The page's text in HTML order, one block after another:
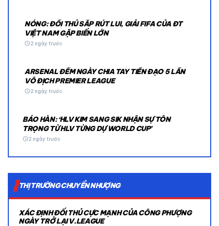
NÓNG: ĐỐI THỦ SẮP RÚT LUI, GIẢI FIFA CỦA ĐT
VIỆT NAM GẶP BIẾN LỚN
schedule2 ngày trước
ARSENAL ĐẾM NGÀY CHIA TAY TIỀN ĐẠO 5 LẦN
VÔ ĐỊCH PREMIER LEAGUE
schedule2 ngày trước
BÁO HÀN: ‘HLV KIM SANG SIK NHẬN SỰ TÔN
TRỌNG TỪ HLV TỪNG DỰ WORLD CUP’
schedule2 ngày trước
THỊ TRƯỜNG CHUYỂN NHƯỢNG
XÁC ĐỊNH ĐỐI THỦ CỰC MẠNH CỦA CÔNG PHƯỢNG
NGÀY TRỞ LẠI V.LEAGUE